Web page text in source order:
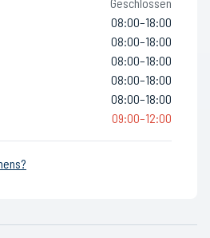
08:00–18:00
08:00–18:00
08:00–18:00
08:00–18:00
08:00–18:00
09:00–12:00